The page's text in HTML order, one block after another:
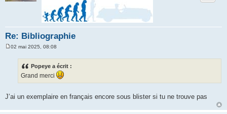
Re: Bibliographie
02 mai 2025, 08:08
Popeye a écrit :
Grand merci
J’ai un exemplaire en français encore sous blister si tu ne trouve pas